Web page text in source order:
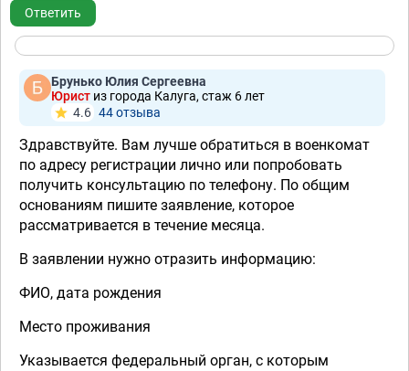
Ответить
Брунько Юлия Сергеевна
Юрист из города Калуга, стаж 6 лет
4.6 44 отзывa
Здравствуйте. Вам лучше обратиться в военкомат
по адресу регистрации лично или попробовать
получить консультацию по телефону. По общим
основаниям пишите заявление, которое
рассматривается в течение месяца.
В заявлении нужно отразить информацию:
ФИО, дата рождения
Место проживания
Указывается федеральный орган, с которым